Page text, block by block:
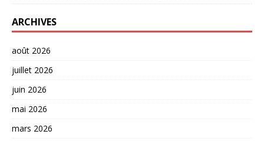
ARCHIVES
août 2026
juillet 2026
juin 2026
mai 2026
mars 2026